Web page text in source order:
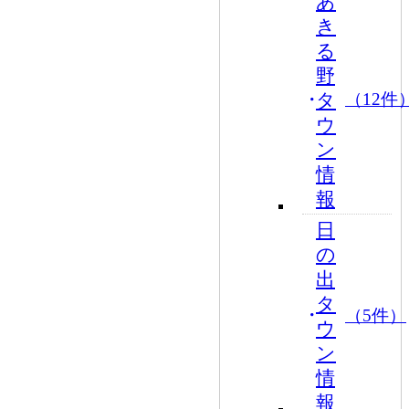
き
る
野
タ
ウ
ン
情
報
（12件
日
の
出
タ
ウ
ン
情
報
（5件）